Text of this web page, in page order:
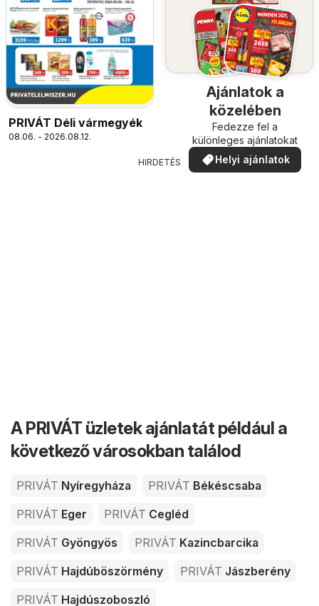
PRIVÁT Déli vármegyék
08.06. - 2026.08.12.
Ajánlatok a
közelében
Fedezze fel a
különleges ajánlatokat
Helyi ajánlatok
HIRDETÉS
A PRIVÁT üzletek ajánlatát például a
következő városokban találod
PRIVÁT Nyíregyháza PRIVÁT Békéscsaba
PRIVÁT Eger PRIVÁT Cegléd
PRIVÁT Gyöngyös PRIVÁT Kazincbarcika
PRIVÁT Hajdúböszörmény PRIVÁT Jászberény
PRIVÁT Hajdúszoboszló